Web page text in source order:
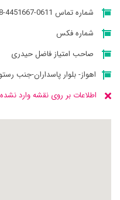
شماره تماس 0611-4451667-1668
شماره فکس
صاحب امتیاز فاضل حیدری
اهواز- بلوار پاسداران-جنب
اطلاعات بر روی نقشه وارد